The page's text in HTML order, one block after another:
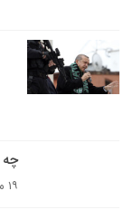
چه
۱۹ مهر ۱۳۹۳